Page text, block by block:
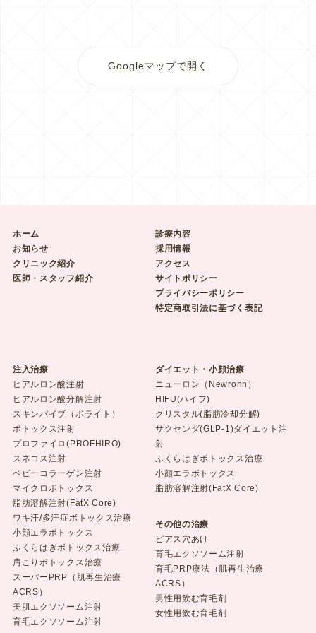
Googleマップで開く
ホーム
お知らせ
クリニック紹介
医師・スタッフ紹介
診療内容
採用情報
アクセス
サイトポリシー
プライバシーポリシー
特定商取引法に基づく表記
注入治療
ヒアルロン酸注射
ヒアルロン酸分解注射
スキンバイブ（ボライト）
ボトックス注射
プロファイロ(PROFHIRO)
スネコス注射
ベビーコラーゲン注射
マイクロボトックス
脂肪溶解注射(FatX Core)
ワキ汗/多汗症ボトックス治療
小顔エラボトックス
ふくらはぎボトックス治療
肩こりボトックス治療
スーパーPRP（肌再生治療
ACRS）
美肌エクソソーム注射
育毛エクソソーム注射
ダイエット・小顔治療
ニューロン（Newronn）
HIFU(ハイフ)
クリスタル(脂肪冷却分解)
サクセンダ(GLP-1)ダイエット注
射
ふくらはぎボトックス治療
小顔エラボトックス
脂肪溶解注射(FatX Core)
その他の治療
ピアス穴あけ
育毛エクソソーム注射
育毛PRP療法（肌再生治療
ACRS）
男性用飲む育毛剤
女性用飲む育毛剤